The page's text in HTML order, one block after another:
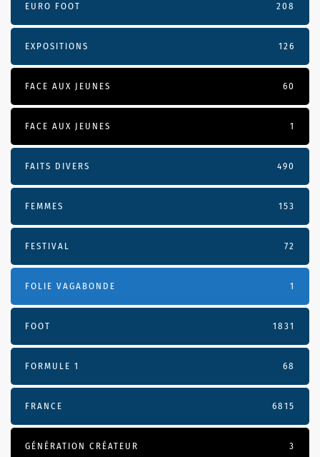
EURO FOOT 208
EXPOSITIONS 126
FACE AUX JEUNES 60
FACE AUX JEUNES 1
FAITS DIVERS 490
FEMMES 153
FESTIVAL 72
FOLIE VAGABONDE 1
FOOT 1831
FORMULE 1 68
FRANCE 6815
GÉNÉRATION CRÉATEUR 3